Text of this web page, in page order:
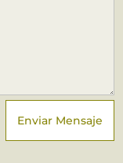
Enviar Mensaje